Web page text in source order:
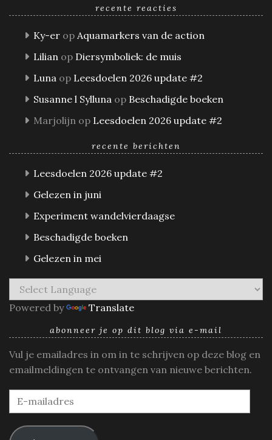
recente reacties
Ky-er op Aquamarkers van de action
Lilian op Diersymboliek: de muis
Luna op Leesdoelen 2026 update #2
Susanne l Sylluna op Beschadigde boeken
Marjolijn op Leesdoelen 2026 update #2
recente berichten
Leesdoelen 2026 update #2
Gelezen in juni
Experiment wandelvierdaagse
Beschadigde boeken
Gelezen in mei
Powered by Translate
abonneer je op dit blog via e-mail
Vul je emailadres in om in te schrijven op deze blog en
emailmeldingen te ontvangen van nieuwe berichten.
E-
mailadres